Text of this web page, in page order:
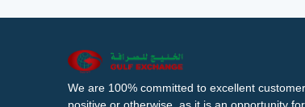
We are 100% committed to excellent